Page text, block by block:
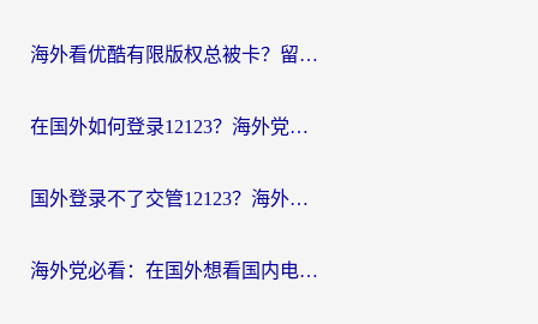
海外看优酷有限版权总被卡？留学生亲测有效的回国加速器选择指南
在国外如何登录12123？海外党必备的回国加速实用指南
国外登录不了交管12123？海外华人亲测有效的回国加速器选择指南
海外党必看：在国外想看国内电视剧用什么软件？3步解决地域限制